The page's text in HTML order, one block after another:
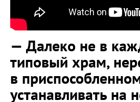
— Далеко не в
типовый храм,
в
устанавливать на